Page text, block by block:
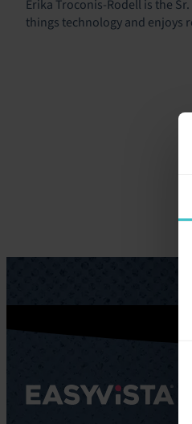
Erika Troconis-Rodell is the
things technology and enjoys